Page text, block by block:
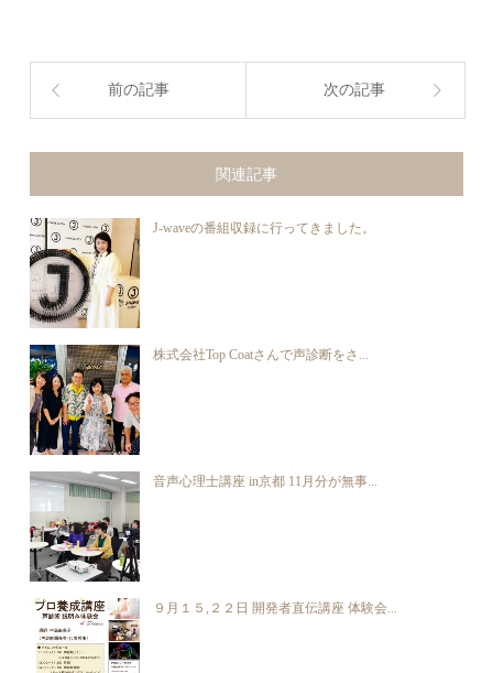
前の記事 次の記事
関連記事
J-waveの番組収録に行ってきました。
株式会社Top Coatさんで声診断をさ...
音声心理士講座 in京都 11月分が無事...
９月１５,２２日 開発者直伝講座 体験会...